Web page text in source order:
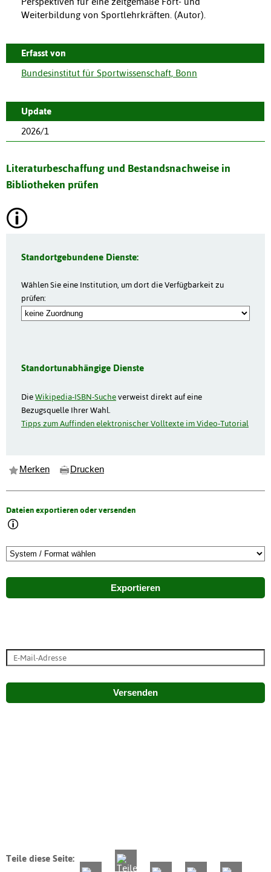
Weiterbildung von Sportlehrkräften. (Autor).
Erfasst von
Bundesinstitut für Sportwissenschaft, Bonn
Update
2026/1
Literaturbeschaffung und Bestandsnachweise in
Bibliotheken prüfen
Standortgebundene Dienste:
Wählen Sie eine Institution, um dort die Verfügbarkeit zu
prüfen:
Standortunabhängige Dienste
DieWikipedia-ISBN-Sucheverweist direkt auf eine
Bezugsquelle Ihrer Wahl.
Tipps zum Auffinden elektronischer Volltexte im Video-Tutorial
Merken Drucken
Dateien exportieren oder versenden
Exportieren
Versenden
Teile diese Seite: